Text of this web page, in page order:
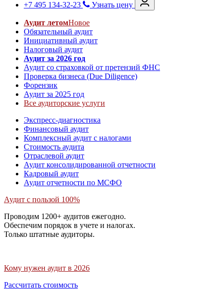
+7 495 134-32-23
Узнать цену
Аудит летомНовое
Обязательный аудит
Инициативный аудит
Налоговый аудит
Аудит за 2026 год
Аудит со страховкой от претензий ФНС
Проверка бизнеса (Due Diligence)
Форензик
Аудит за 2025 год
Все аудиторские услуги
Экспресс-диагностика
Финансовый аудит
Комплексный аудит с налогами
Стоимость аудита
Отраслевой аудит
Аудит консолидированной отчетности
Кадровый аудит
Аудит отчетности по МСФО
Аудит с пользой 100%
Проводим 1200+ аудитов ежегодно.
Обеспечим порядок в учете и налогах.
Только штатные аудиторы.
Кому нужен аудит в 2026
Рассчитать стоимость